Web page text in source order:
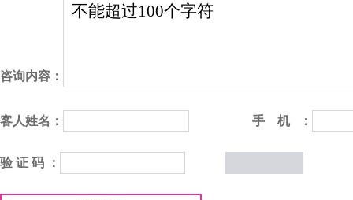
咨询内容：
客人姓名： 手 机 ：
验 证 码 ：